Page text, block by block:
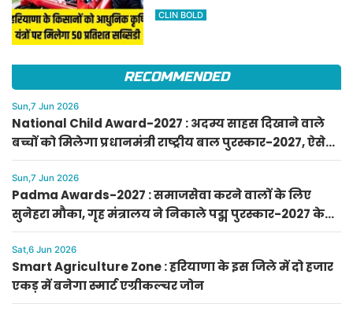
कृषि यंत्रों पर मिलेगा 50 प्रतिशत
CLIN BOLD
RECOMMENDED
Sun,7 Jun 2026
National Child Award-2027 : अदम्य साहस दिखाने वाले
बच्चों को मिलेगा प्रधानमंत्री राष्ट्रीय बाल पुरस्कार-2027, ऐसे
करें आवेदन
Sun,7 Jun 2026
Padma Awards-2027 : समाजसेवा करने वालों के लिए
सुनेहरा मौका, गृह मंत्रालय ने निकाले पद्म पुरस्कार-2027 के
लिए आवेदन
Sat,6 Jun 2026
Smart Agriculture Zone : हरियाणा के इस जिले में दो हजार
एकड़ में बनेगा स्मार्ट एग्रीकल्चर जोन